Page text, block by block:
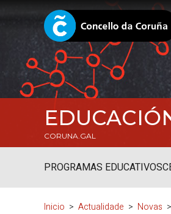
CORUNA.GAL
PROGRAMAS EDUCATIVOS
Inicio Actualidade Novas